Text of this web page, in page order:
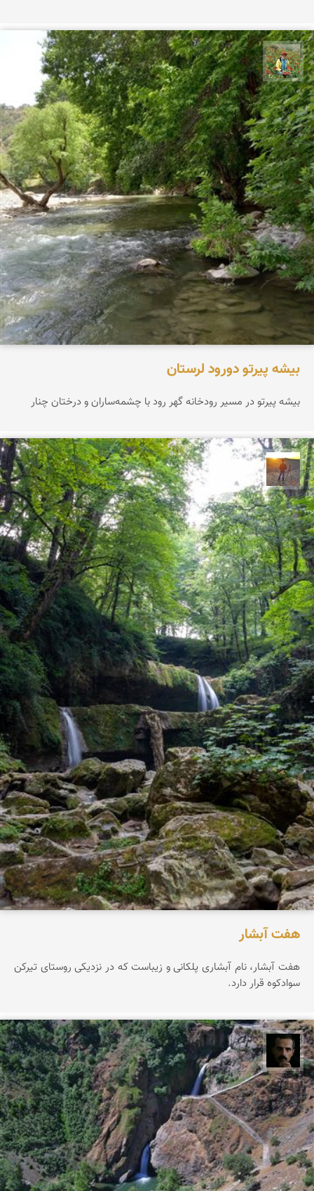
اسفندیار خدایی
بیشه پیرتو دورود لرستان
بیشه پیرتو در مسیر رودخانه گهر رود با چشمه‌ساران و درختان چنار
هفت آبشار
هفت آبشار، نام آبشاری پلکانی و زیباست که در نزدیکی روستای تیرکن
سوادکوه قرار دارد.
عباس رحمانی